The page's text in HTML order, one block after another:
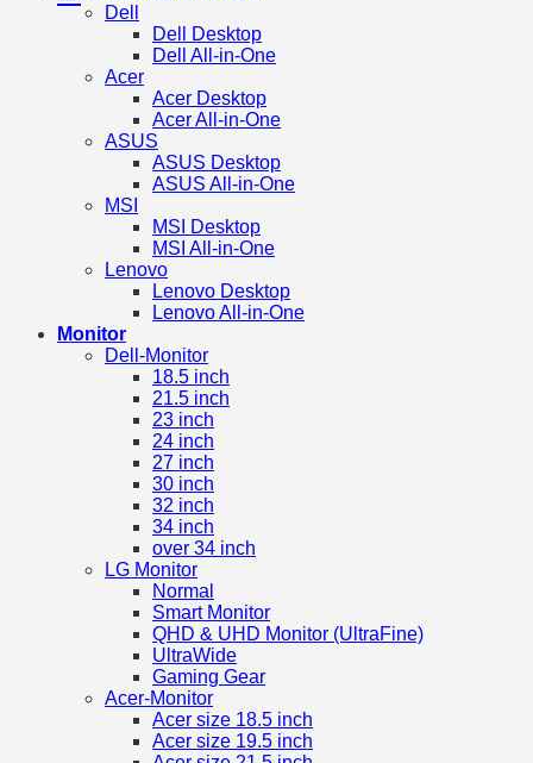
Dell
Dell Desktop
Dell All-in-One
Acer
Acer Desktop
Acer All-in-One
ASUS
ASUS Desktop
ASUS All-in-One
MSI
MSI Desktop
MSI All-in-One
Lenovo
Lenovo Desktop
Lenovo All-in-One
Monitor
Dell-Monitor
18.5 inch
21.5 inch
23 inch
24 inch
27 inch
30 inch
32 inch
34 inch
over 34 inch
LG Monitor
Normal
Smart Monitor
QHD & UHD Monitor (UltraFine)
UltraWide
Gaming Gear
Acer-Monitor
Acer size 18.5 inch
Acer size 19.5 inch